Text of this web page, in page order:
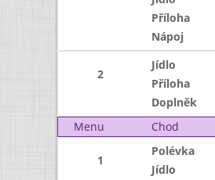
Příloha
Nápoj
2
Jídlo
Příloha
Doplněk
Menu
Chod
1
Polévka
Jídlo